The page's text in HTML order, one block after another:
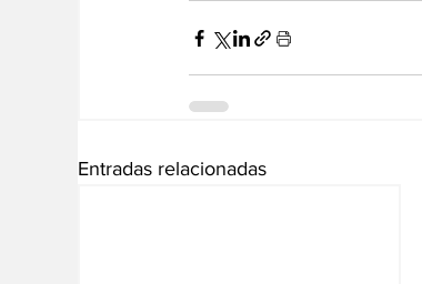
Entradas relacionadas